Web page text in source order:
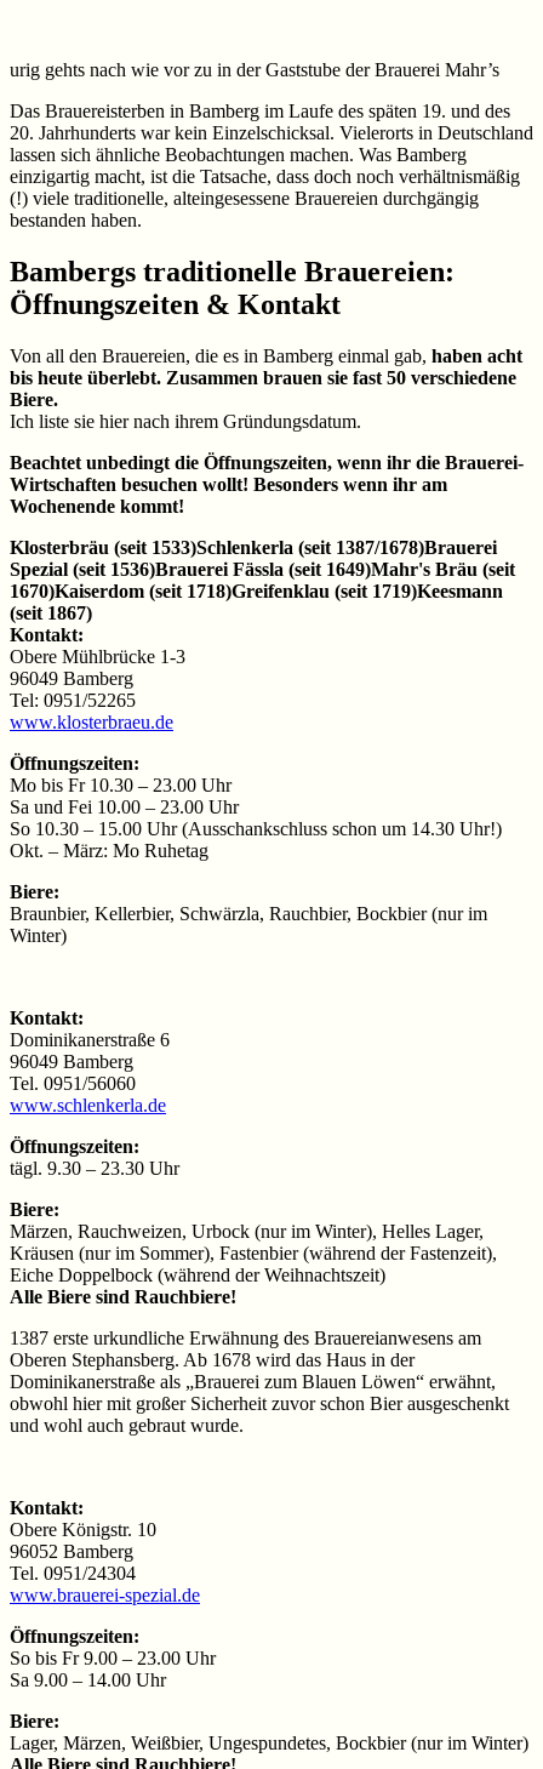
urig gehts nach wie vor zu in der Gaststube der Brauerei Mahr’s
Das Brauereisterben in Bamberg im Laufe des späten 19. und des
20. Jahrhunderts war kein Einzelschicksal. Vielerorts in Deutschland
lassen sich ähnliche Beobachtungen machen. Was Bamberg
einzigartig macht, ist die Tatsache, dass doch noch verhältnismäßig
(!) viele traditionelle, alteingesessene Brauereien durchgängig
bestanden haben.
Bambergs traditionelle Brauereien:
Öffnungszeiten & Kontakt
Von all den Brauereien, die es in Bamberg einmal gab, haben acht
bis heute überlebt. Zusammen brauen sie fast 50 verschiedene
Biere.
Ich liste sie hier nach ihrem Gründungsdatum.
Beachtet unbedingt die Öffnungszeiten, wenn ihr die Brauerei-
Wirtschaften besuchen wollt! Besonders wenn ihr am
Wochenende kommt!
Klosterbräu (seit 1533)Schlenkerla (seit 1387/1678)Brauerei
Spezial (seit 1536)Brauerei Fässla (seit 1649)Mahr's Bräu (seit
1670)Kaiserdom (seit 1718)Greifenklau (seit 1719)Keesmann
(seit 1867)
Kontakt:
Obere Mühlbrücke 1-3
96049 Bamberg
Tel: 0951/52265
www.klosterbraeu.de
Öffnungszeiten:
Mo bis Fr 10.30 – 23.00 Uhr
Sa und Fei 10.00 – 23.00 Uhr
So 10.30 – 15.00 Uhr (Ausschankschluss schon um 14.30 Uhr!)
Okt. – März: Mo Ruhetag
Biere:
Braunbier, Kellerbier, Schwärzla, Rauchbier, Bockbier (nur im
Winter)
Kontakt:
Dominikanerstraße 6
96049 Bamberg
Tel. 0951/56060
www.schlenkerla.de
Öffnungszeiten:
tägl. 9.30 – 23.30 Uhr
Biere:
Märzen, Rauchweizen, Urbock (nur im Winter), Helles Lager,
Kräusen (nur im Sommer), Fastenbier (während der Fastenzeit),
Eiche Doppelbock (während der Weihnachtszeit)
Alle Biere sind Rauchbiere!
1387 erste urkundliche Erwähnung des Brauereianwesens am
Oberen Stephansberg. Ab 1678 wird das Haus in der
Dominikanerstraße als „Brauerei zum Blauen Löwen“ erwähnt,
obwohl hier mit großer Sicherheit zuvor schon Bier ausgeschenkt
und wohl auch gebraut wurde.
Kontakt:
Obere Königstr. 10
96052 Bamberg
Tel. 0951/24304
www.brauerei-spezial.de
Öffnungszeiten:
So bis Fr 9.00 – 23.00 Uhr
Sa 9.00 – 14.00 Uhr
Biere:
Lager, Märzen, Weißbier, Ungespundetes, Bockbier (nur im Winter)